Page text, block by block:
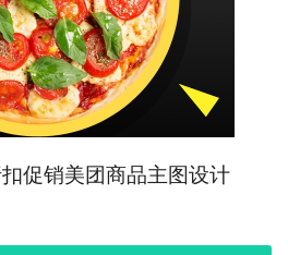
促销美团商品主图设计